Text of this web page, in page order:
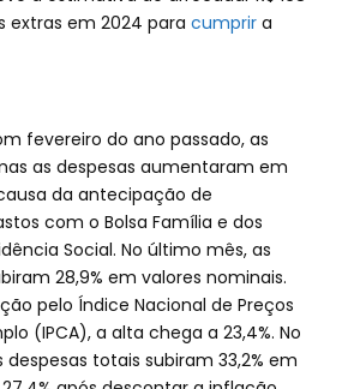
extras em 2024 para cumprir a
fevereiro do ano passado, as
as despesas aumentaram em
da antecipação de
com o Bolsa Família e dos
Social. No último mês, as
28,9% em valores nominais.
pelo Índice Nacional de Preços
(IPCA), a alta chega a 23,4%. No
totais subiram 33,2% em